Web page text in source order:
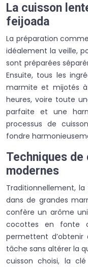
La cuisson
feijoada
La préparation
idéalement la veille,
sont préparées
Ensuite, tous les
marmite et mijotés
heures, voire toute
parfaite et une
processus de
fondre
Techniques
modernes
Traditionnellement,
dans de grandes
confère un arôme
cocottes en fonte
permettent d’obtenir
tâche sans altérer la
cuisson choisi, la